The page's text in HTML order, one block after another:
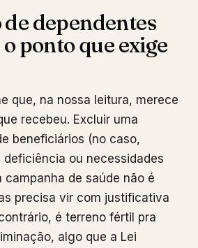
dependentes
ponto que exige
que, na nossa leitura, merece
recebeu. Excluir uma
beneficiários (no caso,
ou necessidades
campanha de saúde não é
precisa vir com justificativa
é terreno fértil pra
algo que a Lei